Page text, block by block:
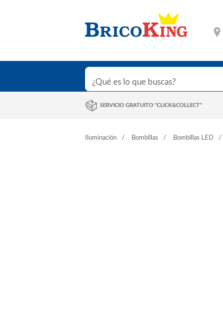
SERVICIO GRATUITO "CLICK&COLLECT"
Iluminación Bombillas Bombillas LED